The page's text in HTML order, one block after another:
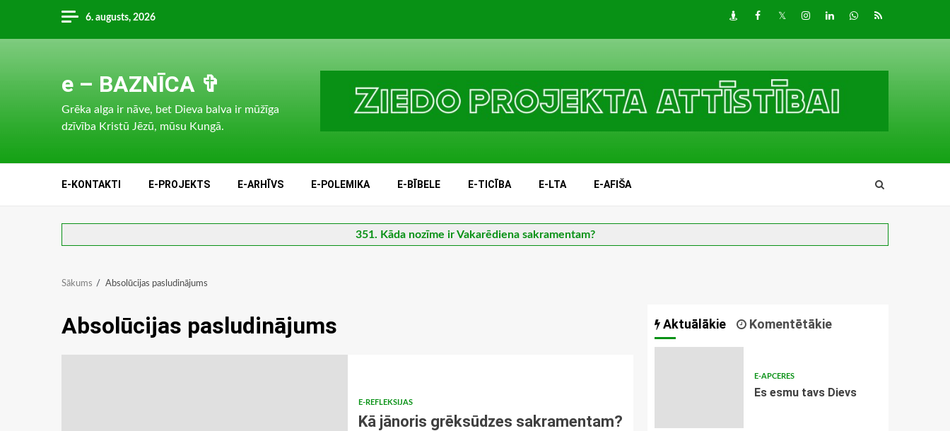
content
6. augusts, 2026 DraugiemFacebook
TwitterInstagram
LinkedInwhatsapp
RSS
e – BAZNĪCA ✞
Grēka alga ir nāve, bet Dieva balva ir mūžīga
dzīvība Kristū Jēzū, mūsu Kungā.
E-KONTAKTI E-PROJEKTS E-ARHĪVS E-POLEMIKA E-BĪBELE E-TICĪBA E-LTA E-AFIŠA
351. Kāda nozīme ir Vakarēdiena sakramentam?
Sākums Absolūcijas pasludinājums
Absolūcijas pasludinājums
E-REFLEKSIJAS
Kā jānoris grēksūdzes sakramentam?
Aktuālākie Komentētākie
E-APCERES
Es esmu tavs Dievs